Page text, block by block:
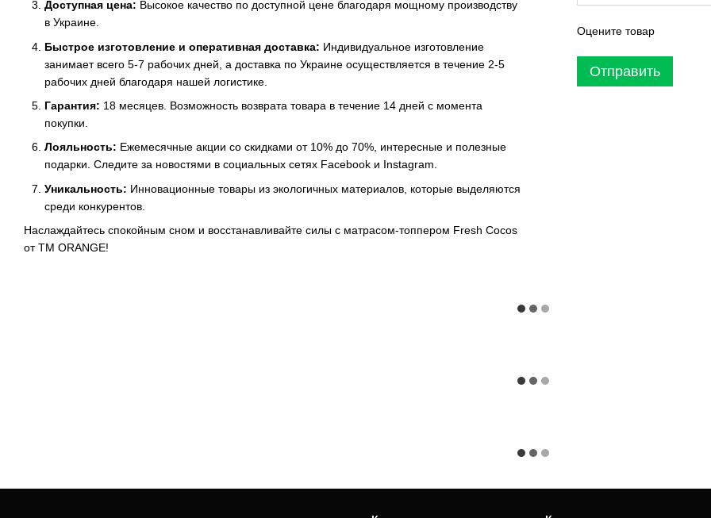
Доступная цена: Высокое качество по доступной цене благодаря мощному производству
в Украине.
Быстрое изготовление и оперативная доставка: Индивидуальное изготовление
занимает всего 5-7 рабочих дней, а доставка по Украине осуществляется в течение 2-5
рабочих дней благодаря нашей логистике.
Гарантия: 18 месяцев. Возможность возврата товара в течение 14 дней с момента
покупки.
Лояльность: Ежемесячные акции со скидками от 10% до 70%, интересные и полезные
подарки. Следите за новостями в социальных сетях Facebook и Instagram.
Уникальность: Инновационные товары из экологичных материалов, которые выделяются
среди конкурентов.
Наслаждайтесь спокойным сном и восстанавливайте силы с матрасом-топпером Fresh Cocos
от ТМ ORANGE!
Оцените товар
Отправить